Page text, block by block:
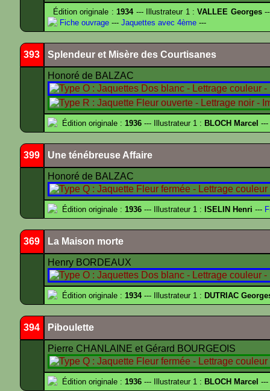
Édition originale :1934--- Illustrateur 1 :VALLEE Georges
Fiche ouvrage --- Jaquettes avec 4ème ---
393 Splendeur et Misère des Courtisanes
Honoré de BALZAC
Édition originale : 1936 --- Illustrateur 1 : BLOCH Marcel ---
399 Une ténébreuse Affaire
Honoré de BALZAC
Édition originale : 1936 --- Illustrateur 1 : ISELIN Henri ---
369 La Maison morte
Henry BORDEAUX
Édition originale : 1934--- Illustrateur 1 : DUTRIAC
394 Piboulette
Pierre CHANLAINE et Gérard BOURGEOIS
Édition originale : 1936 --- Illustrateur 1 : BLOCH Marcel ---